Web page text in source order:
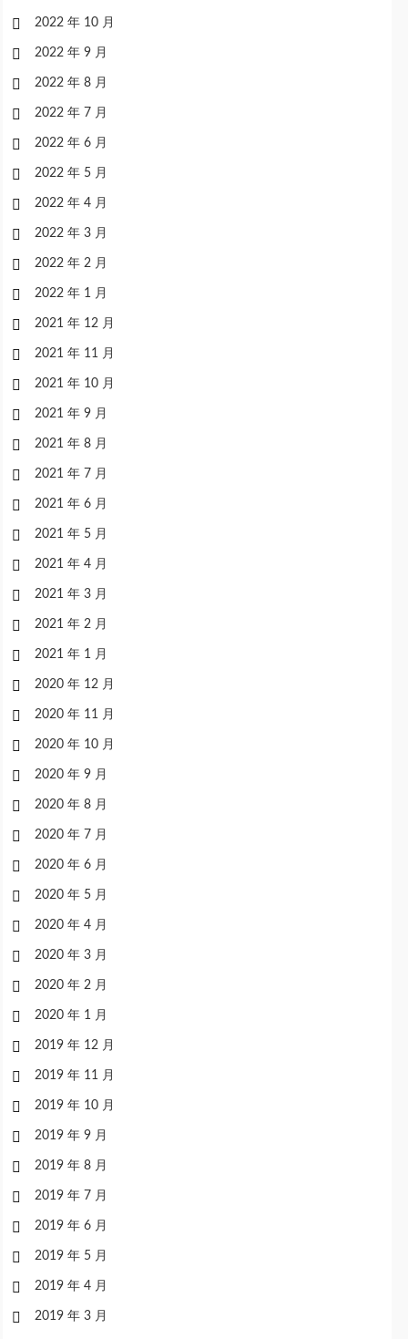
2022 年 10 月
2022 年 9 月
2022 年 8 月
2022 年 7 月
2022 年 6 月
2022 年 5 月
2022 年 4 月
2022 年 3 月
2022 年 2 月
2022 年 1 月
2021 年 12 月
2021 年 11 月
2021 年 10 月
2021 年 9 月
2021 年 8 月
2021 年 7 月
2021 年 6 月
2021 年 5 月
2021 年 4 月
2021 年 3 月
2021 年 2 月
2021 年 1 月
2020 年 12 月
2020 年 11 月
2020 年 10 月
2020 年 9 月
2020 年 8 月
2020 年 7 月
2020 年 6 月
2020 年 5 月
2020 年 4 月
2020 年 3 月
2020 年 2 月
2020 年 1 月
2019 年 12 月
2019 年 11 月
2019 年 10 月
2019 年 9 月
2019 年 8 月
2019 年 7 月
2019 年 6 月
2019 年 5 月
2019 年 4 月
2019 年 3 月